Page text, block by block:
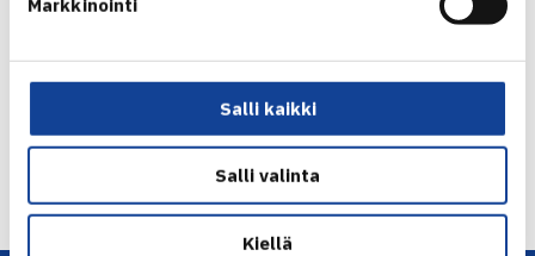
Salli kaikki
Salli valinta
Kiellä
← Edellinen
Seuraava uutinen: Ruusuvuori eteni toiselle… →